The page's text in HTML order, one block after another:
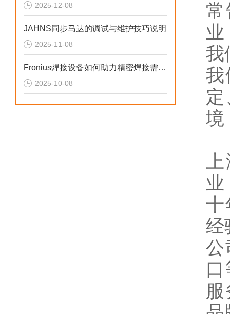
2025-12-08
JAHNS同步马达的调试与维护技巧说明
2025-11-08
Fronius焊接设备如何助力精密焊接需求？
2025-10-08
业
我
我
境
业
十
经
公